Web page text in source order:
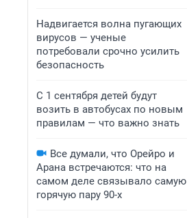
Надвигается волна пугающих
вирусов — ученые
потребовали срочно усилить
безопасность
С 1 сентября детей будут
возить в автобусах по новым
правилам — что важно знать
Все думали, что Орейро и
Арана встречаются: что на
самом деле связывало самую
горячую пару 90-х